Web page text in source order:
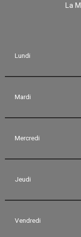
La
Lundi
Mardi
Mercredi
Jeudi
Vendredi